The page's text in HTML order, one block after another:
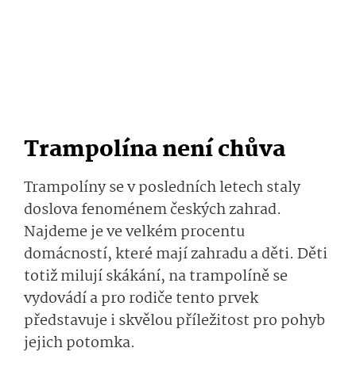
Trampolína není chůva
Trampolíny se v posledních letech staly
doslova fenoménem českých zahrad.
Najdeme je ve velkém procentu
domácností, které mají zahradu a děti. Děti
totiž milují skákání, na trampolíně se
vydovádí a pro rodiče tento prvek
představuje i skvělou příležitost pro pohyb
jejich potomka.